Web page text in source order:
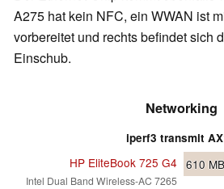
A275 hat kein NFC, ein WWAN ist
vorbereitet und rechts befindet sich
Einschub.
Networking
iperf3 transmit
HP EliteBook 725 G4
Intel Dual Band Wireless-AC 7265
610